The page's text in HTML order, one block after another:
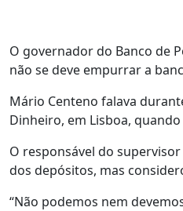
O governador do Banco de
não se deve empurrar a
Mário Centeno falava
Dinheiro, em Lisboa,
O responsável do
dos depósitos, mas
“Não podemos nem